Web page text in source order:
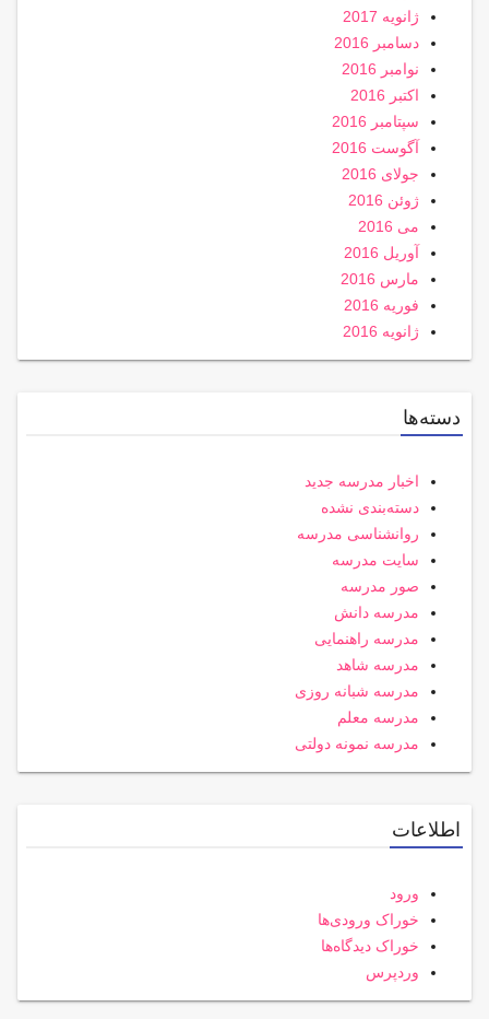
ژانویه 2017
دسامبر 2016
نوامبر 2016
اکتبر 2016
سپتامبر 2016
آگوست 2016
جولای 2016
ژوئن 2016
می 2016
آوریل 2016
مارس 2016
فوریه 2016
ژانویه 2016
دسته‌ها
اخبار مدرسه جدید
دسته‌بندی نشده
روانشناسی مدرسه
سایت مدرسه
صور مدرسه
مدرسه دانش
مدرسه راهنمایی
مدرسه شاهد
مدرسه شبانه روزی
مدرسه معلم
مدرسه نمونه دولتی
اطلاعات
ورود
خوراک ورودی‌ها
خوراک دیدگاه‌ها
وردپرس